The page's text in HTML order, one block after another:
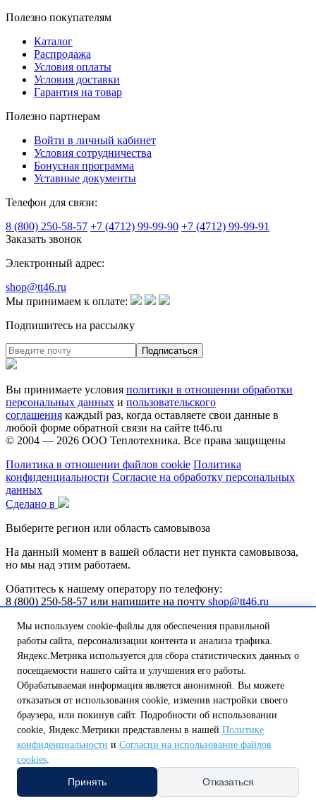
Полезно покупателям
Каталог
Распродажа
Условия оплаты
Условия доставки
Гарантия на товар
Полезно партнерам
Войти в личный кабинет
Условия сотрудничества
Бонусная программа
Уставные документы
Телефон для связи:
8 (800) 250-58-57 +7 (4712) 99-99-90 +7 (4712) 99-99-91
Заказать звонок
Электронный адрес:
shop@tt46.ru
Мы принимаем к оплате:
Подпишитесь на рассылку
Вы принимаете условия политики в отношении обработки
персональных данных и пользовательского
соглашения каждый раз, когда оставляете свои данные в
любой форме обратной связи на сайте tt46.ru
© 2004 — 2026 ООО Теплотехника. Все права защищены
Политика в отношении файлов cookie Политика
конфиденциальности Согласие на обработку персональных
данных
Сделано в
Выберите регион или область самовывоза
На данный момент в вашей области нет пункта самовывоза,
но мы над этим работаем.
Обатитесь к нашему оператору по телефону:
8 (800) 250-58-57 или напишите на почту shop@tt46.ru
Белгородская обл. Калужская обл. Курская обл. Липецкая обл.
Нижегородская обл.
Орловская обл.
Амурская обл. Архангельская обл. Астраханская обл.
Белгородская обл. Брянская обл.
Владимирская обл.
Волгоградская обл.
Вологодская обл.
Воронежская обл.
Еврейская автономная обл.
Мы используем cookie-файлы для обеспечения правильной
работы сайта, персонализации контента и анализа трафика.
Яндекс.Метрика используется для сбора статистических данных о
посещаемости нашего сайта и улучшения его работы.
Обрабатываемая информация является анонимной. Вы можете
отказаться от использования cookie, изменив настройки своего
браузера, или покинув сайт. Подробности об использовании
cookie, Яндекс.Метрики представлены в нашей Политике
конфиденциальности и Согласии на использование файлов
cookies.
Принять Отказаться